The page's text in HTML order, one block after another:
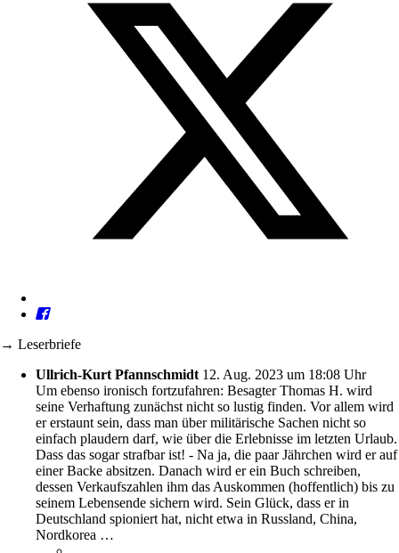
→ Leserbriefe
Ullrich-Kurt Pfannschmidt 12. Aug. 2023 um 18:08 Uhr
Um ebenso ironisch fortzufahren: Besagter Thomas H. wird
seine Verhaftung zunächst nicht so lustig finden. Vor allem wird
er erstaunt sein, dass man über militärische Sachen nicht so
einfach plaudern darf, wie über die Erlebnisse im letzten Urlaub.
Dass das sogar strafbar ist! - Na ja, die paar Jährchen wird er auf
einer Backe absitzen. Danach wird er ein Buch schreiben,
dessen Verkaufszahlen ihm das Auskommen (hoffentlich) bis zu
seinem Lebensende sichern wird. Sein Glück, dass er in
Deutschland spioniert hat, nicht etwa in Russland, China,
Nordkorea …